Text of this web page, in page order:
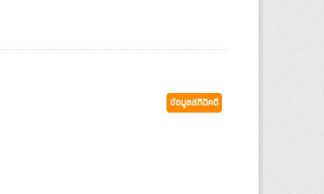
ข้อมูลสถิติคดี